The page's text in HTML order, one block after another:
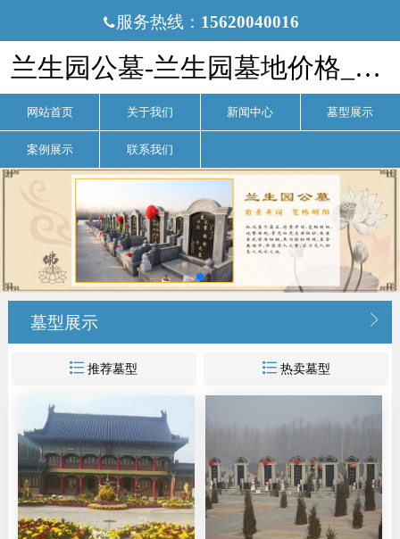
服务热线： 15620040016
兰生园公墓-兰生园墓地价格_电话-兰生园公墓官网
网站首页 关于我们 新闻中心 墓型展示
案例展示 联系我们
墓型展示 
 推荐墓型 热卖墓型